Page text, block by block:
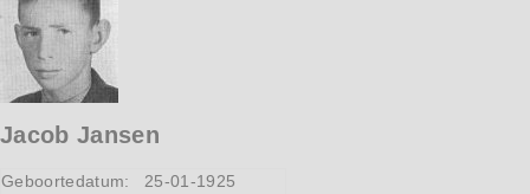
Jacob Jansen
Geboortedatum:
25-01-1925